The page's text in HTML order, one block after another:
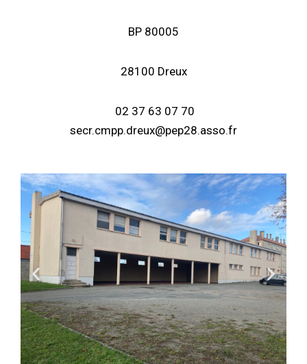
BP 80005
28100 Dreux
02 37 63 07 70
secr.cmpp.dreux@pep28.asso.fr